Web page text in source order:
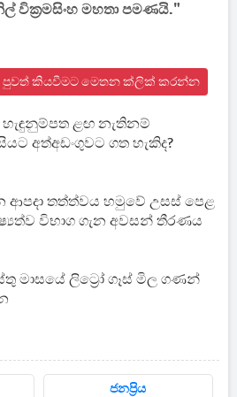
වික්‍රමසිංහ මහතා පමණයි."
පුවත් කියවීමට මෙතන ක්ලික් කරන්න
හැඳුනුම්පත ළඟ නැතිනම්
අත්අඩංගුවට ගත හැකිද?
ආපදා තත්ත්වය හමුවේ උසස් පෙළ
විභාග ගැන අවසන් තීරණය
මාසයේ ලිට්‍රෝ ගෑස් මිල ගණන්
ජනප්‍රිය